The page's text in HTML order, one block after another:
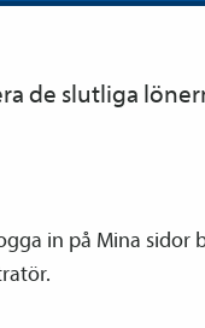
de slutliga
in på Mina